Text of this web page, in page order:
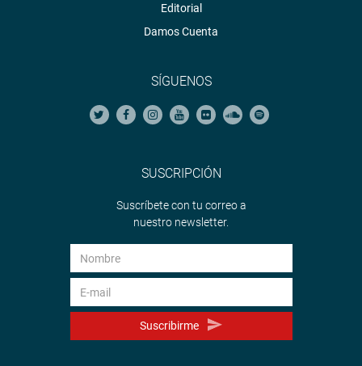
Editorial
Damos Cuenta
SÍGUENOS
SUSCRIPCIÓN
Suscríbete con tu correo a
nuestro newsletter.
Suscribirme